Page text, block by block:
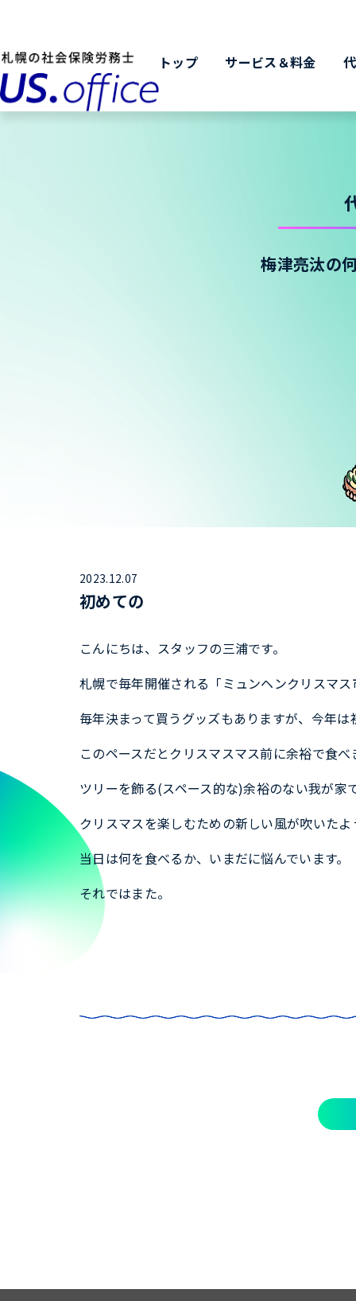
トップ サービス＆料金
梅津亮汰の
2023.12.07
初めての
こんにちは、スタッフの三浦です。
札幌で毎年開催される「ミュンヘンクリスマ
毎年決まって買うグッズもありますが、今年
このペースだとクリスマスマス前に余裕で食
ツリーを飾る(スペース的な)余裕のない我が家
クリスマスを楽しむための新しい風が吹いた
当日は何を食べるか、いまだに悩んでいます。
それではまた。